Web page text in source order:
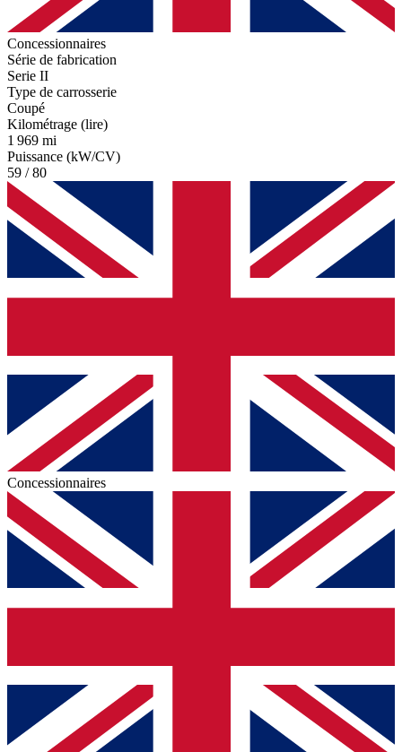
Concessionnaires
Série de fabrication
Serie II
Type de carrosserie
Coupé
Kilométrage (lire)
1 969 mi
Puissance (kW/CV)
59 / 80
Concessionnaires